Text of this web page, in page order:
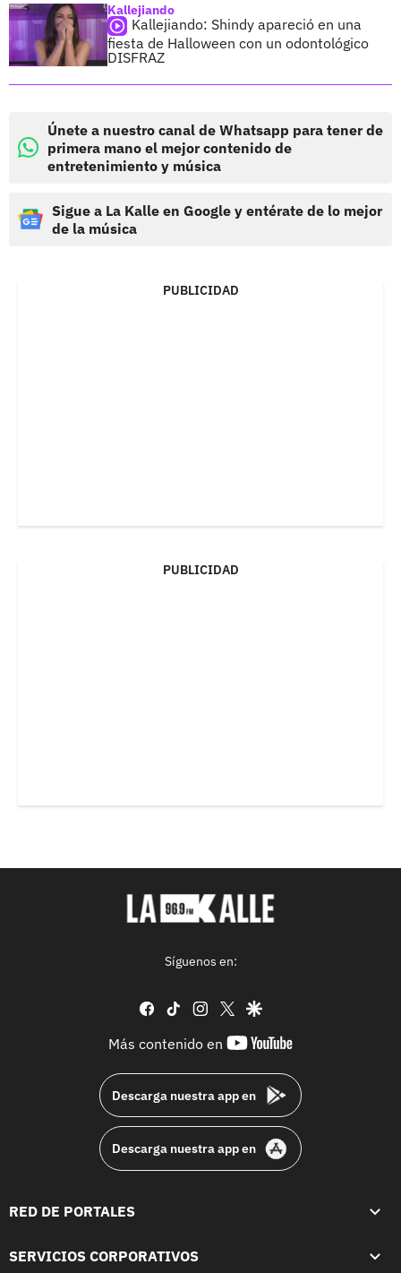
Kallejiando
Kallejiando: Shindy apareció en una
fiesta de Halloween con un odontológico
DISFRAZ
Únete a nuestro canal de Whatsapp para tener de
primera mano el mejor contenido de
entretenimiento y música
Sigue a La Kalle en Google y entérate de lo mejor
de la música
PUBLICIDAD
PUBLICIDAD
Síguenos en:
facebook
tiktok instagram
twittergoogle
Más contenido en
youtube-
Descarga nuestra app en
Descarga nuestra app en
RED DE PORTALES
SERVICIOS CORPORATIVOS